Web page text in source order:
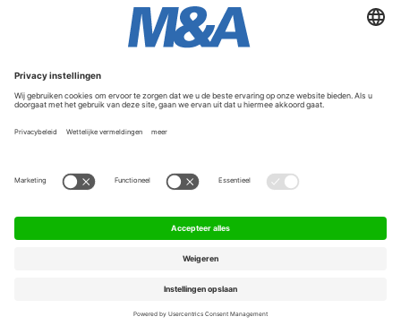
Service & Contact
Werken bij ons
Privacy Policy
Privacyinstellingen